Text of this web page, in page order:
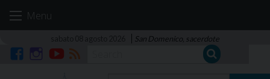
Menu
San Domenico, sacerdote